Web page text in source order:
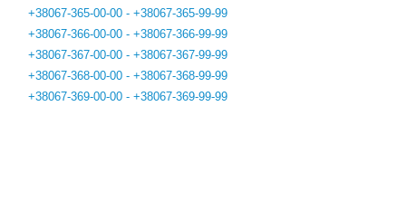
+38067-365-00-00 - +38067-365-99-99
+38067-366-00-00 - +38067-366-99-99
+38067-367-00-00 - +38067-367-99-99
+38067-368-00-00 - +38067-368-99-99
+38067-369-00-00 - +38067-369-99-99